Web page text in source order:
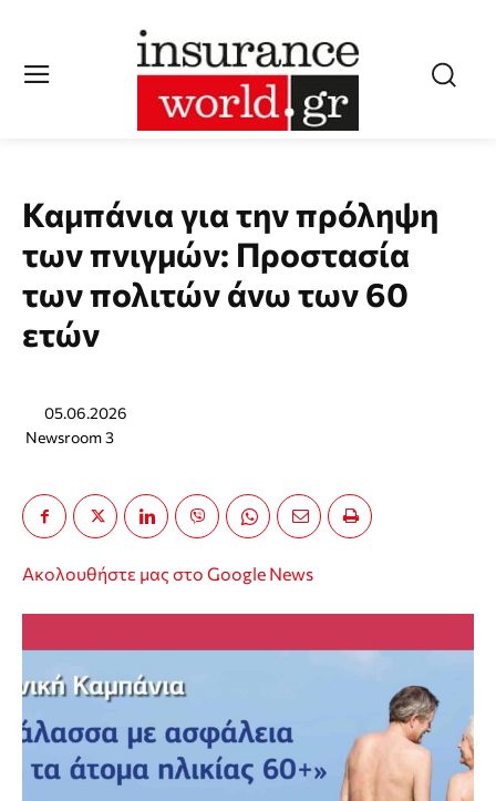
Καμπάνια για την πρόληψη
των πνιγμών: Προστασία
των πολιτών άνω των 60
ετών
05.06.2026
Newsroom 3
Ακολουθήστε μας στο Google News